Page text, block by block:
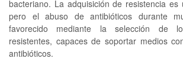
bacteriano. La adquisición de resistencia es
pero el abuso de antibióticos durante
favorecido mediante la selección de
resistentes, capaces de soportar medios
antibióticos.